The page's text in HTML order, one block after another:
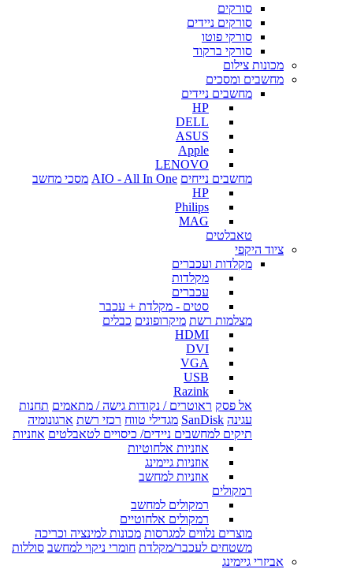
סורקים
סורקים ניידים
סורקי פוטו
סורקי ברקוד
מכונות צילום
מחשבים ומסכים
מחשבים ניידים
HP
DELL
ASUS
Apple
LENOVO
מחשבים נייחים AIO - All In One מסכי מחשב
HP
Philips
MAG
טאבלטים
ציוד היקפי
מקלדות ועכברים
מקלדות
עכברים
סטים - מקלדת + עכבר
מצלמות רשת מיקרופונים כבלים
HDMI
DVI
VGA
USB
Razink
אל פסק ראוטרים / נקודות גישה / מתאמים תחנות
עגינה SanDisk מגדילי טווח רכזי רשת ארגונומיה
תיקים למחשבים ניידים/ כיסויים לטאבלטים אוזניות
אוזניות אלחוטיות
אוזניות גיימינג
אוזניות למחשב
רמקולים
רמקולים למחשב
רמקולים אלחוטיים
מוצרים נלווים למגרסות מכונות למינציה וכריכה
משטחים לעכבר/מקלדת חומרי ניקוי למחשב סוללות
אביזרי גיימינג